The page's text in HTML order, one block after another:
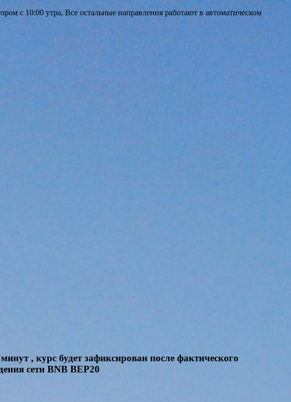
с 10:00 утра, Все остальные направления работают в автоматическом
, курс будет зафиксирован после фактического
сети BNB BEP20